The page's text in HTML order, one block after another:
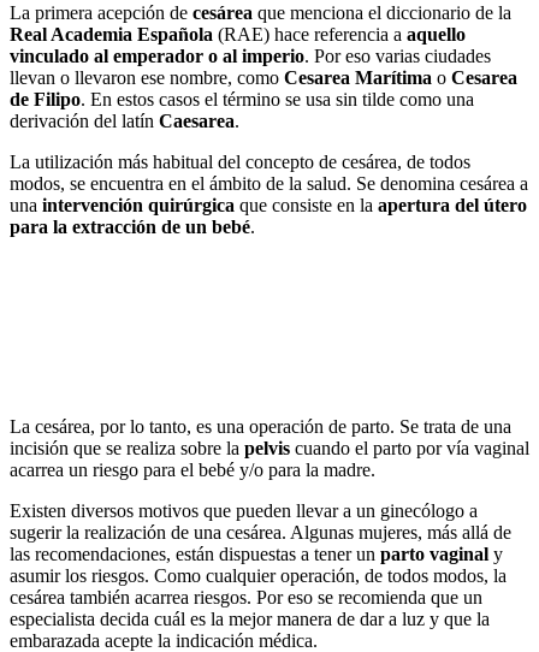
La primera acepción de cesárea que menciona el diccionario de la
Real Academia Española (RAE) hace referencia a aquello
vinculado al emperador o al imperio. Por eso varias ciudades
llevan o llevaron ese nombre, como Cesarea Marítima o Cesarea
de Filipo. En estos casos el término se usa sin tilde como una
derivación del latín Caesarea.
La utilización más habitual del concepto de cesárea, de todos
modos, se encuentra en el ámbito de la salud. Se denomina cesárea a
una intervención quirúrgica que consiste en la apertura del útero
para la extracción de un bebé.
La cesárea, por lo tanto, es una operación de parto. Se trata de una
incisión que se realiza sobre la pelvis cuando el parto por vía vaginal
acarrea un riesgo para el bebé y/o para la madre.
Existen diversos motivos que pueden llevar a un ginecólogo a
sugerir la realización de una cesárea. Algunas mujeres, más allá de
las recomendaciones, están dispuestas a tener un parto vaginal y
asumir los riesgos. Como cualquier operación, de todos modos, la
cesárea también acarrea riesgos. Por eso se recomienda que un
especialista decida cuál es la mejor manera de dar a luz y que la
embarazada acepte la indicación médica.